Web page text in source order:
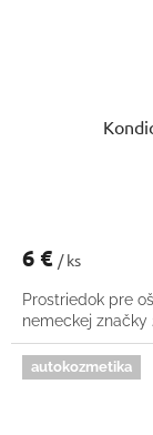
6 € / ks
Prostriedok pre
nemeckej značky
autokozmetika